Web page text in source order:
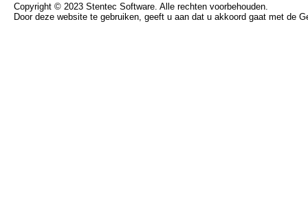
Copyright © 2023 Stentec Software. Alle rechten voorbehouden.
Door deze website te gebruiken, geeft u aan dat u akkoord gaat met de